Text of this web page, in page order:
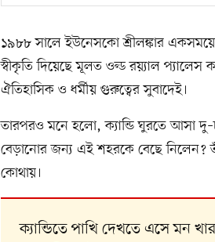
১৯৮৮ সালে ইউনেসকো শ্রীলঙ্কার একসময়ের
স্বীকৃতি দিয়েছে মূলত ওল্ড রয়্যাল প্যালেস
ঐতিহাসিক ও ধর্মীয় গুরুত্বের সুবাদেই।
তারপরও মনে হলো, ক্যান্ডি ঘুরতে আসা
বেড়ানোর জন্য এই শহরকে বেছে নিলেন?
কোথায়।
ক্যান্ডিতে পাখি দেখতে এসে মন